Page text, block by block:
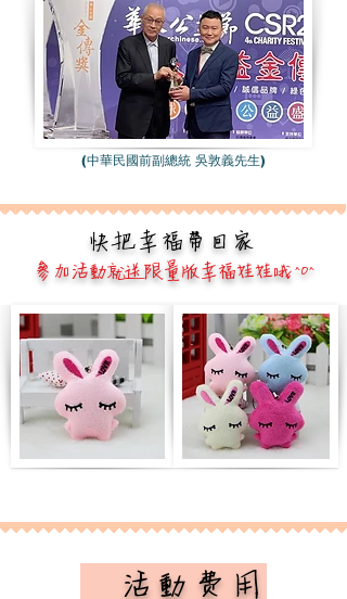
(中華民國前副總統 吳敦義先生)
快把幸福帶回家
參加活動就送限量版幸福娃娃哦 ^O^
​ 活動費用